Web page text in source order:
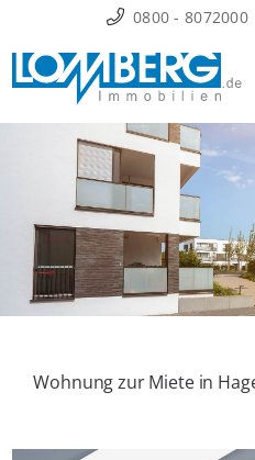
Inhalt
springen
0800 - 8072000
Wohnung zur Miete in